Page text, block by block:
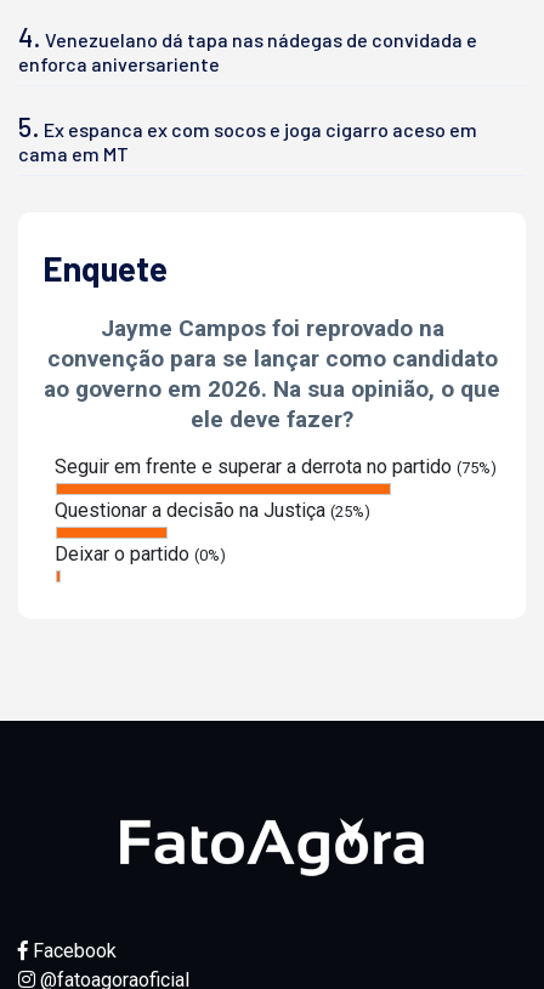
4. Venezuelano dá tapa nas nádegas de convidada e
enforca aniversariente
5. Ex espanca ex com socos e joga cigarro aceso em
cama em MT
Enquete
Jayme Campos foi reprovado na
convenção para se lançar como candidato
ao governo em 2026. Na sua opinião, o que
ele deve fazer?
Seguir em frente e superar a derrota no partido (75%)
Questionar a decisão na Justiça (25%)
Deixar o partido (0%)
Facebook
@fatoagoraoficial